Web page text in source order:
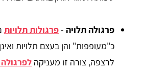
פרגולה תלויה -פרגולות תלויות
לרצפה, צורה זו מעניקה